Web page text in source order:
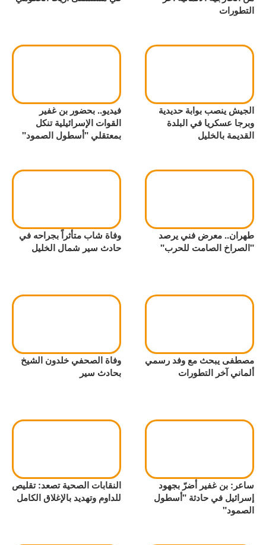
التطورات
الجيش ينصب بوابة حديدية
وبرجا عسكريا في البلدة
القديمة بالخليل
فيديو.. بحضور بن غفير
القوات الإسرائيلية تنكل
بمعتقلي "أسطول الصمود"
طهران.. معرض فني يرصد
"الصراخ الصامت للحرب"
وفاة شاب متأثراً بجراحه في
حادث سير شمال الخليل
مصطفى يبحث مع وفد رسمي
ألماني آخر التطورات
وفاة الصحفي خلدون الشيخ
بحادث سير
ساعر: بن غفير أضرّ بجهود
إسرائيل في حادثة "أسطول
الصمود"
النقابات الصحية تصعد: تقليص
للداوم وتهديد بالإغلاق الكامل